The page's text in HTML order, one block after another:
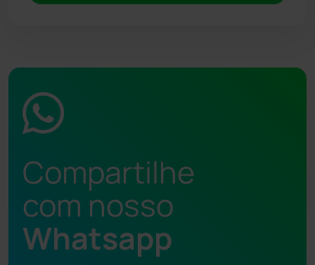
Compartilhe
com nosso
Whatsapp